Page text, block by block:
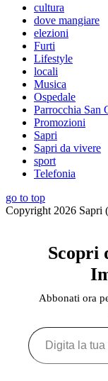
cultura
dove mangiare
elezioni
Furti
Lifestyle
locali
Musica
Ospedale
Parrocchia San
Promozioni
Sapri
Sapri da vivere
sport
Telefonia
go to top
Copyright 2026 Sapri
Scopri
Abbonati ora
Digita la tua e-mail...